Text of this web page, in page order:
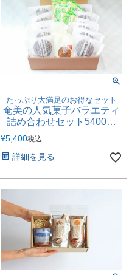
たっぷり大満足のお得なセット
奄美の人気菓子バラエティ
詰め合わせセット5400円
【送料別】
¥5,400税込
詳細を見る